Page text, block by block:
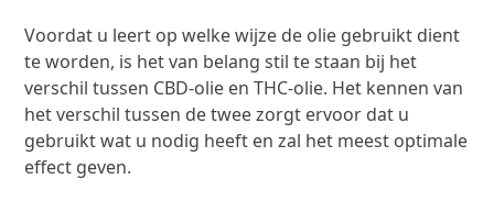
Voordat u leert op welke wijze de olie gebruikt dient
te worden, is het van belang stil te staan bij het
verschil tussen CBD-olie en THC-olie. Het kennen van
het verschil tussen de twee zorgt ervoor dat u
gebruikt wat u nodig heeft en zal het meest optimale
effect geven.